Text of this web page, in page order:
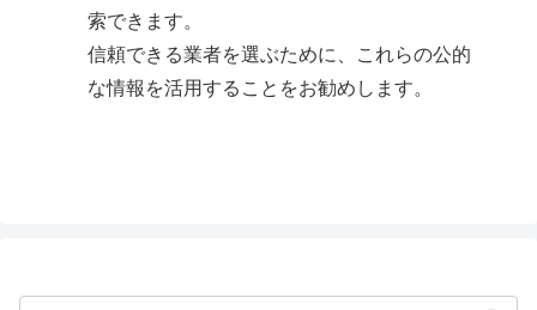
索できます。
信頼できる業者を選ぶために、これらの公的
な情報を活用することをお勧めします。